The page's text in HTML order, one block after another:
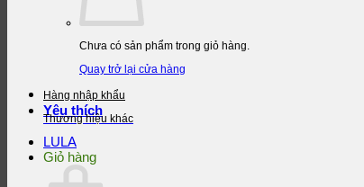
Chưa có sản phẩm trong giỏ hàng.
Quay trở lại cửa hàng
Yêu thích
LULA
Giỏ hàng
Hàng nhập khẩu
Thương hiệu khác